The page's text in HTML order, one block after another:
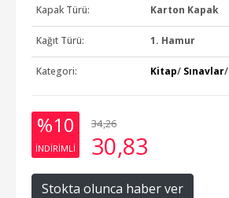
Kapak Türü: Karton Kapak
Kağıt Türü: 1. Hamur
Kategori: Kitap/ Sınavlar/
%10
INDIRIMLI
34,26
30,83
Stokta olunca haber ver